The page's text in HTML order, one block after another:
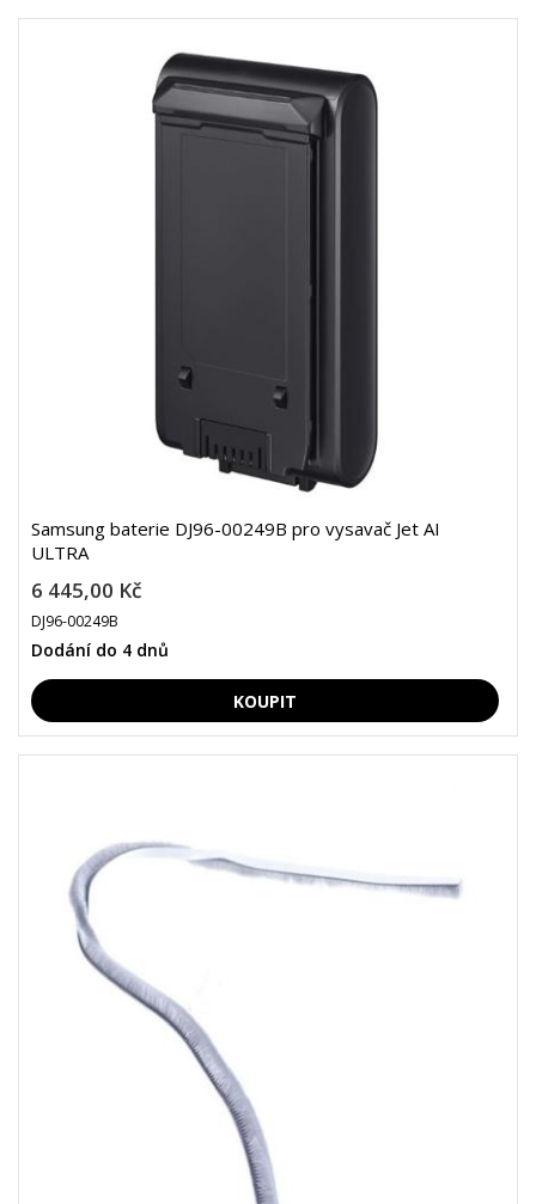
Samsung baterie DJ96-00249B pro vysavač Jet AI
ULTRA
6 445,00 Kč
DJ96-00249B
Dodání do 4 dnů